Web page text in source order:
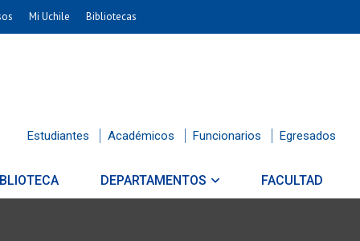
Mi Uchile Bibliotecas
Estudiantes Académicos Funcionarios Egresados
DEPARTAMENTOS FACULTAD